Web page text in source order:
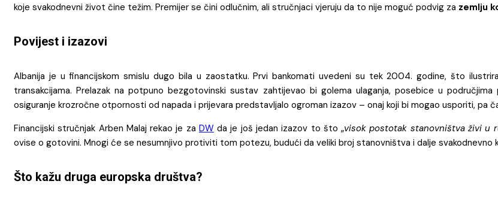
koje svakodnevni život čine težim. Premijer se čini odlučnim, ali stručnjaci vjeruju da to nije moguć podvig za zemlju
Povijest i izazovi
Albanija je u financijskom smislu dugo bila u zaostatku. Prvi bankomati uvedeni su tek 2004. godine, što
transakcijama. Prelazak na potpuno bezgotovinski sustav zahtijevao bi golema ulaganja, posebice u
osiguranje krozročne otpornosti od napada i prijevara predstavljalo ogroman izazov – onaj koji bi mogao usporiti, pa
Financijski stručnjak Arben Malaj rekao je za DW da je još jedan izazov to što „visok postotak stanovništva živi u
ovise o gotovini. Mnogi će se nesumnjivo protiviti tom potezu, budući da veliki broj stanovništva i dalje
Što kažu druga europska društva?